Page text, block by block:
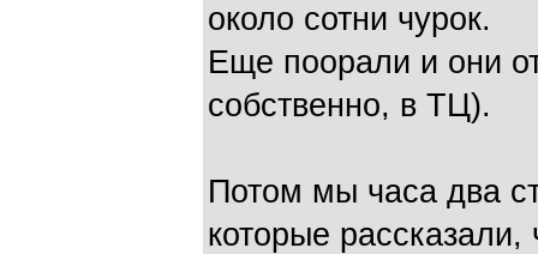
около сотни чурок.
Еще поорали и они
собственно, в ТЦ).
Потом мы часа два
которые